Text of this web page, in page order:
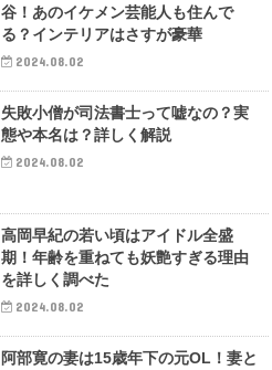
谷！あのイケメン芸能人も住んで
る？インテリアはさすが豪華
2024.08.02
失敗小僧が司法書士って嘘なの？実
態や本名は？詳しく解説
2024.08.02
高岡早紀の若い頃はアイドル全盛
期！年齢を重ねても妖艶すぎる理由
を詳しく調べた
2024.08.02
阿部寛の妻は15歳年下の元OL！妻と